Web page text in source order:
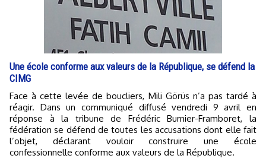
Une école conforme aux valeurs de la République, se défend la
CIMG
Face à cette levée de boucliers, Mili Görüs n’a pas tardé à
réagir. Dans un communiqué diffusé vendredi 9 avril en
réponse à la tribune de Frédéric Burnier-Framboret, la
fédération se défend de toutes les accusations dont elle fait
l’objet, déclarant vouloir construire une école
confessionnelle conforme aux valeurs de la République.